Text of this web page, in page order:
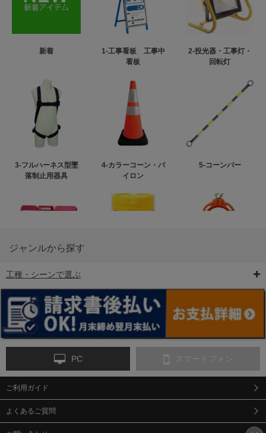
新着
1-工事看板 工事中
看板
2-投光器・工事灯・
回転灯
3-フルハーネス型墜
落制止用器具
4-カラーコーン・パ
イロン
5-コーンバー
6-矢印板/LED矢印板
ンス
9-点字マット・タイ
ジャンルから探す
工種・シーンで選ぶ
PC スマートフォン
ご利用ガイド
よくあるご質問